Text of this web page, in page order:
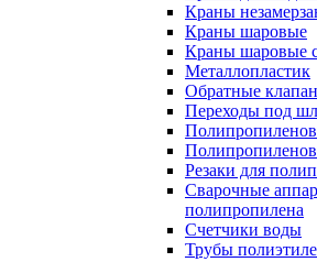
Краны
Краны шаровые
Краны шаровые
Металлопластик
Обратные
Переходы под
Резаки для
Сварочные
полипропилена
Счетчики воды
Трубы